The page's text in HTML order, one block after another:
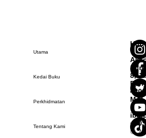
Utama
Kedai Buku
Perkhidmatan
Tentang Kami
Sdn
8,
©